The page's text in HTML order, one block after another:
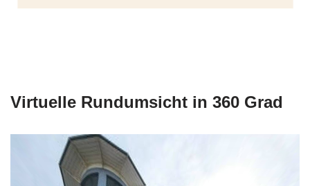
Virtuelle Rundumsicht in 360 Grad